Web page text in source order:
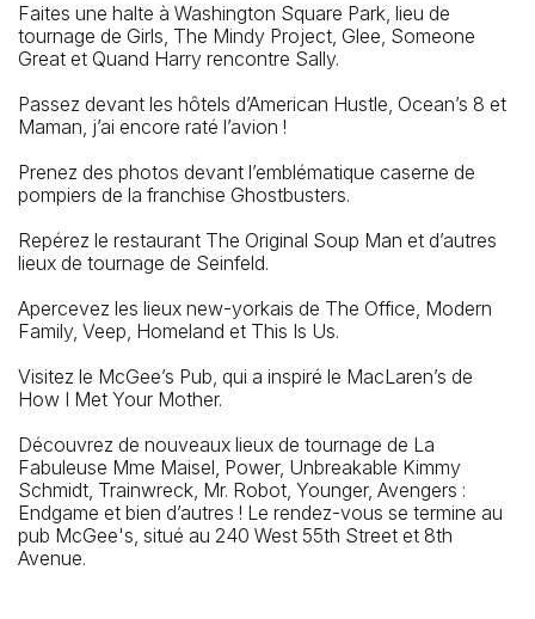
Faites une halte à Washington Square Park, lieu de
tournage de Girls, The Mindy Project, Glee, Someone
Great et Quand Harry rencontre Sally.
Passez devant les hôtels d’American Hustle, Ocean’s 8 et
Maman, j’ai encore raté l’avion !
Prenez des photos devant l’emblématique caserne de
pompiers de la franchise Ghostbusters.
Repérez le restaurant The Original Soup Man et d’autres
lieux de tournage de Seinfeld.
Apercevez les lieux new-yorkais de The Office, Modern
Family, Veep, Homeland et This Is Us.
Visitez le McGee’s Pub, qui a inspiré le MacLaren’s de
How I Met Your Mother.
Découvrez de nouveaux lieux de tournage de La
Fabuleuse Mme Maisel, Power, Unbreakable Kimmy
Schmidt, Trainwreck, Mr. Robot, Younger, Avengers :
Endgame et bien d’autres ! Le rendez-vous se termine au
pub McGee's, situé au 240 West 55th Street et 8th
Avenue.